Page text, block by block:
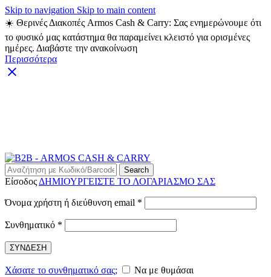
Skip to navigation Skip to main content
☀️ Θερινές Διακοπές Armos Cash & Carry: Σας ενημερώνουμε ότι
το φυσικό μας κατάστημα θα παραμείνει κλειστό για ορισμένες
ημέρες. Διαβάστε την ανακοίνωση
Περισσότερα
Search
Είσοδος ΔΗΜΙΟΥΡΓΕΙΣΤΕ ΤΟ ΛΟΓΑΡΙΑΣΜΟ ΣΑΣ
Όνομα χρήστη ή διεύθυνση email *
Συνθηματικό *
ΣΥΝΔΕΣΗ
Χάσατε το συνθηματικό σας;
Να με θυμάσαι